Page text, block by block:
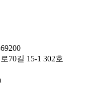
70길 15-1 302호